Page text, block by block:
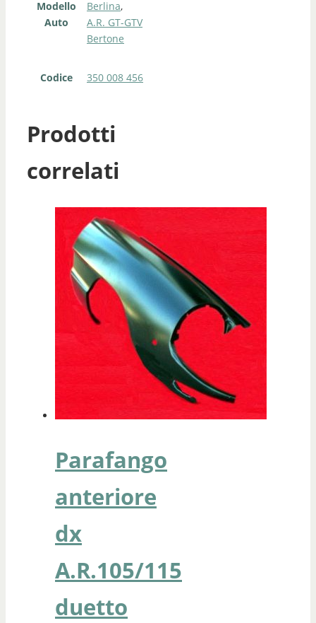
Modello
Auto
Berlina,
A.R. GT-GTV
Bertone
Codice 350 008 456
Prodotti
correlati
Parafango
anteriore
dx
A.R.105/115
duetto